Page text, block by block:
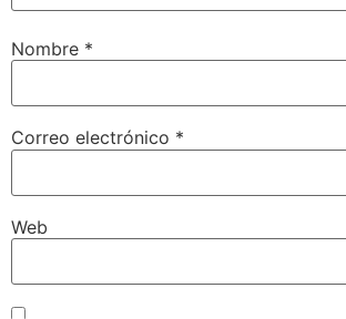
Nombre *
Correo electrónico *
Web